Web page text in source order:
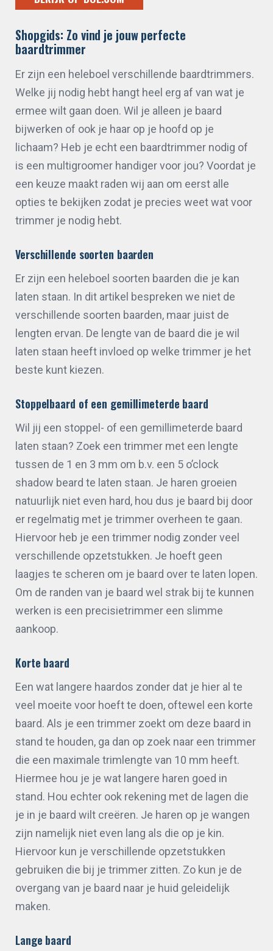
Shopgids: Zo vind je jouw perfecte
baardtrimmer
Er zijn een heleboel verschillende baardtrimmers.
Welke jij nodig hebt hangt heel erg af van wat je
ermee wilt gaan doen. Wil je alleen je baard
bijwerken of ook je haar op je hoofd op je
lichaam? Heb je echt een baardtrimmer nodig of
is een multigroomer handiger voor jou? Voordat je
een keuze maakt raden wij aan om eerst alle
opties te bekijken zodat je precies weet wat voor
trimmer je nodig hebt.
Verschillende soorten baarden
Er zijn een heleboel soorten baarden die je kan
laten staan. In dit artikel bespreken we niet de
verschillende soorten baarden, maar juist de
lengten ervan. De lengte van de baard die je wil
laten staan heeft invloed op welke trimmer je het
beste kunt kiezen.
Stoppelbaard of een gemillimeterde baard
Wil jij een stoppel- of een gemillimeterde baard
laten staan? Zoek een trimmer met een lengte
tussen de 1 en 3 mm om b.v. een 5 o’clock
shadow beard te laten staan. Je haren groeien
natuurlijk niet even hard, hou dus je baard bij door
er regelmatig met je trimmer overheen te gaan.
Hiervoor heb je een trimmer nodig zonder veel
verschillende opzetstukken. Je hoeft geen
laagjes te scheren om je baard over te laten lopen.
Om de randen van je baard wel strak bij te kunnen
werken is een precisietrimmer een slimme
aankoop.
Korte baard
Een wat langere haardos zonder dat je hier al te
veel moeite voor hoeft te doen, oftewel een korte
baard. Als je een trimmer zoekt om deze baard in
stand te houden, ga dan op zoek naar een trimmer
die een maximale trimlengte van 10 mm heeft.
Hiermee hou je je wat langere haren goed in
stand. Hou echter ook rekening met de lagen die
je in je baard wilt creëren. Je haren op je wangen
zijn namelijk niet even lang als die op je kin.
Hiervoor kun je verschillende opzetstukken
gebruiken die bij je trimmer zitten. Zo kun je de
overgang van je baard naar je huid geleidelijk
maken.
Lange baard